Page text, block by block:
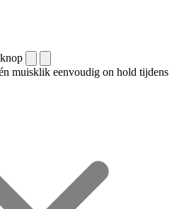
muisklik eenvoudig on hold tijdens